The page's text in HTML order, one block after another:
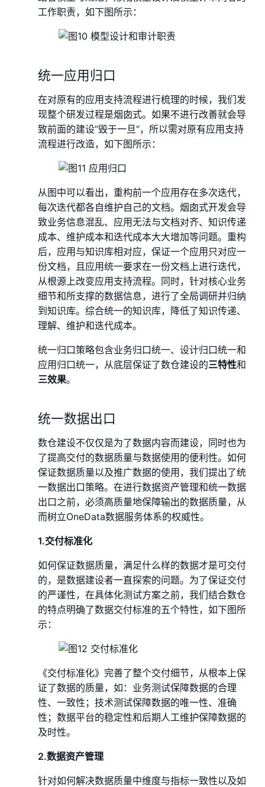
工作职责，如下图所示：
统一应用归口
在对原有的应用支持流程进行梳理的时候，我们发
现整个研发过程是烟囱式。如果不进行改善就会导
致前面的建设”毁于一旦“，所以需对原有应用支持
流程进行改造，如下图所示：
从图中可以看出，重构前一个应用存在多次迭代，
每次迭代都各自维护自己的文档。烟囱式开发会导
致业务信息混乱、应用无法与文档对齐、知识传递
成本、维护成本和迭代成本大大增加等问题。重构
后，应用与知识库相对应，保证一个应用只对应一
份文档，且应用统一要求在一份文档上进行迭代，
从根源上改变应用支持流程。同时，针对核心业务
细节和所支撑的数据信息，进行了全局调研并归纳
到知识库。综合统一的知识库，降低了知识传递、
理解、维护和迭代成本。
统一归口策略包含业务归口统一、设计归口统一和
应用归口统一，从底层保证了数仓建设的三特性和
三效果。
统一数据出口
数仓建设不仅仅是为了数据内容而建设，同时也为
了提高交付的数据质量与数据使用的便利性。如何
保证数据质量以及推广数据的使用，我们提出了统
一数据出口策略。在进行数据资产管理和统一数据
出口之前，必须高质量地保障输出的数据质量，从
而树立OneData数据服务体系的权威性。
1.交付标准化
如何保证数据质量，满足什么样的数据才是可交付
的，是数据建设者一直探索的问题。为了保证交付
的严谨性，在具体化测试方案之前，我们结合数仓
的特点明确了数据交付标准的五个特性，如下图所
示：
《交付标准化》完善了整个交付细节，从根本上保
证了数据的质量，如：业务测试保障数据的合理
性、一致性；技术测试保障数据的唯一性、准确
性；数据平台的稳定性和后期人工维护保障数据的
及时性。
2.数据资产管理
针对如何解决数据质量中维度与指标一致性以及如